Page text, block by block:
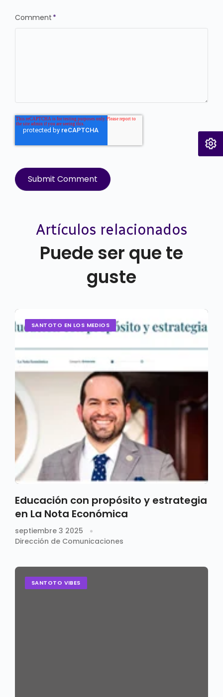
Comment *
Artículos relacionados
Puede ser que te
guste
SANTOTO EN LOS MEDIOS
Educación con propósito y estrategia
en La Nota Económica
septiembre 3 2025
Dirección de Comunicaciones
SANTOTO VIBES